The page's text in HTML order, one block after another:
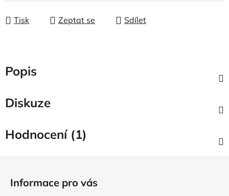
Tisk Zeptat se Sdílet
Popis
Diskuze
Hodnocení (1)
Informace pro vás